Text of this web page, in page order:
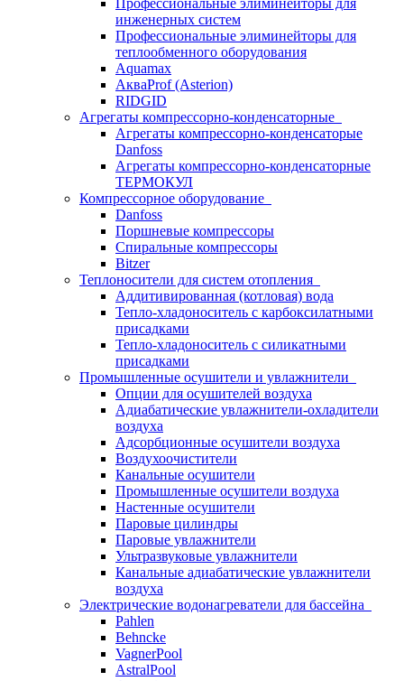
Профессиональные элиминейторы для
инженерных систем
Профессиональные элиминейторы для
теплообменного оборудования
Aquamax
АкваProf (Asterion)
RIDGID
Агрегаты компрессорно-конденсаторные
Агрегаты компрессорно-конденсаторые
Danfoss
Агрегаты компрессорно-конденсаторные
ТЕРМОКУЛ
Компрессорное оборудование
Danfoss
Поршневые компрессоры
Спиральные компрессоры
Bitzer
Теплоносители для систем отопления
Аддитивированная (котловая) вода
Тепло-хладоноситель с карбоксилатными
присадками
Тепло-хладоноситель с силикатными
присадками
Промышленные осушители и увлажнители
Опции для осушителей воздуха
Адиабатические увлажнители-охладители
воздуха
Адсорбционные осушители воздуха
Воздухоочистители
Канальные осушители
Промышленные осушители воздуха
Настенные осушители
Паровые цилиндры
Паровые увлажнители
Ультразвуковые увлажнители
Канальные адиабатические увлажнители
воздуха
Электрические водонагреватели для бассейна
Pahlen
Behncke
VagnerPool
AstralPool